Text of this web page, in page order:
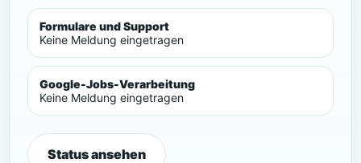
Formulare und Support
Keine Meldung eingetragen
Google-Jobs-Verarbeitung
Keine Meldung eingetragen
Status ansehen